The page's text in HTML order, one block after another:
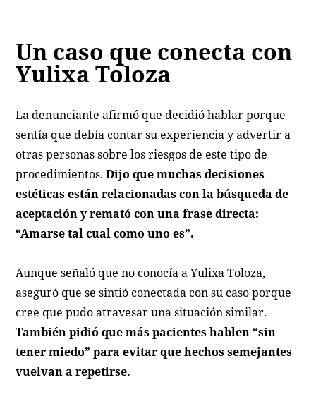
Un caso que conecta con
Yulixa Toloza
La denunciante afirmó que decidió hablar porque
sentía que debía contar su experiencia y advertir a
otras personas sobre los riesgos de este tipo de
procedimientos. Dijo que muchas decisiones
estéticas están relacionadas con la búsqueda de
aceptación y remató con una frase directa:
“Amarse tal cual como uno es”.
Aunque señaló que no conocía a Yulixa Toloza,
aseguró que se sintió conectada con su caso porque
cree que pudo atravesar una situación similar.
También pidió que más pacientes hablen “sin
tener miedo” para evitar que hechos semejantes
vuelvan a repetirse.